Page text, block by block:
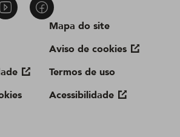
Mapa do site
Aviso de cookies
Termos de uso
Acessibilidade